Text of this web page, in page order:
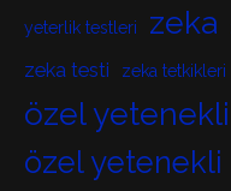
yeterlik testleri zeka
zeka testi zeka tetkikleri
özel
özel yetenekli